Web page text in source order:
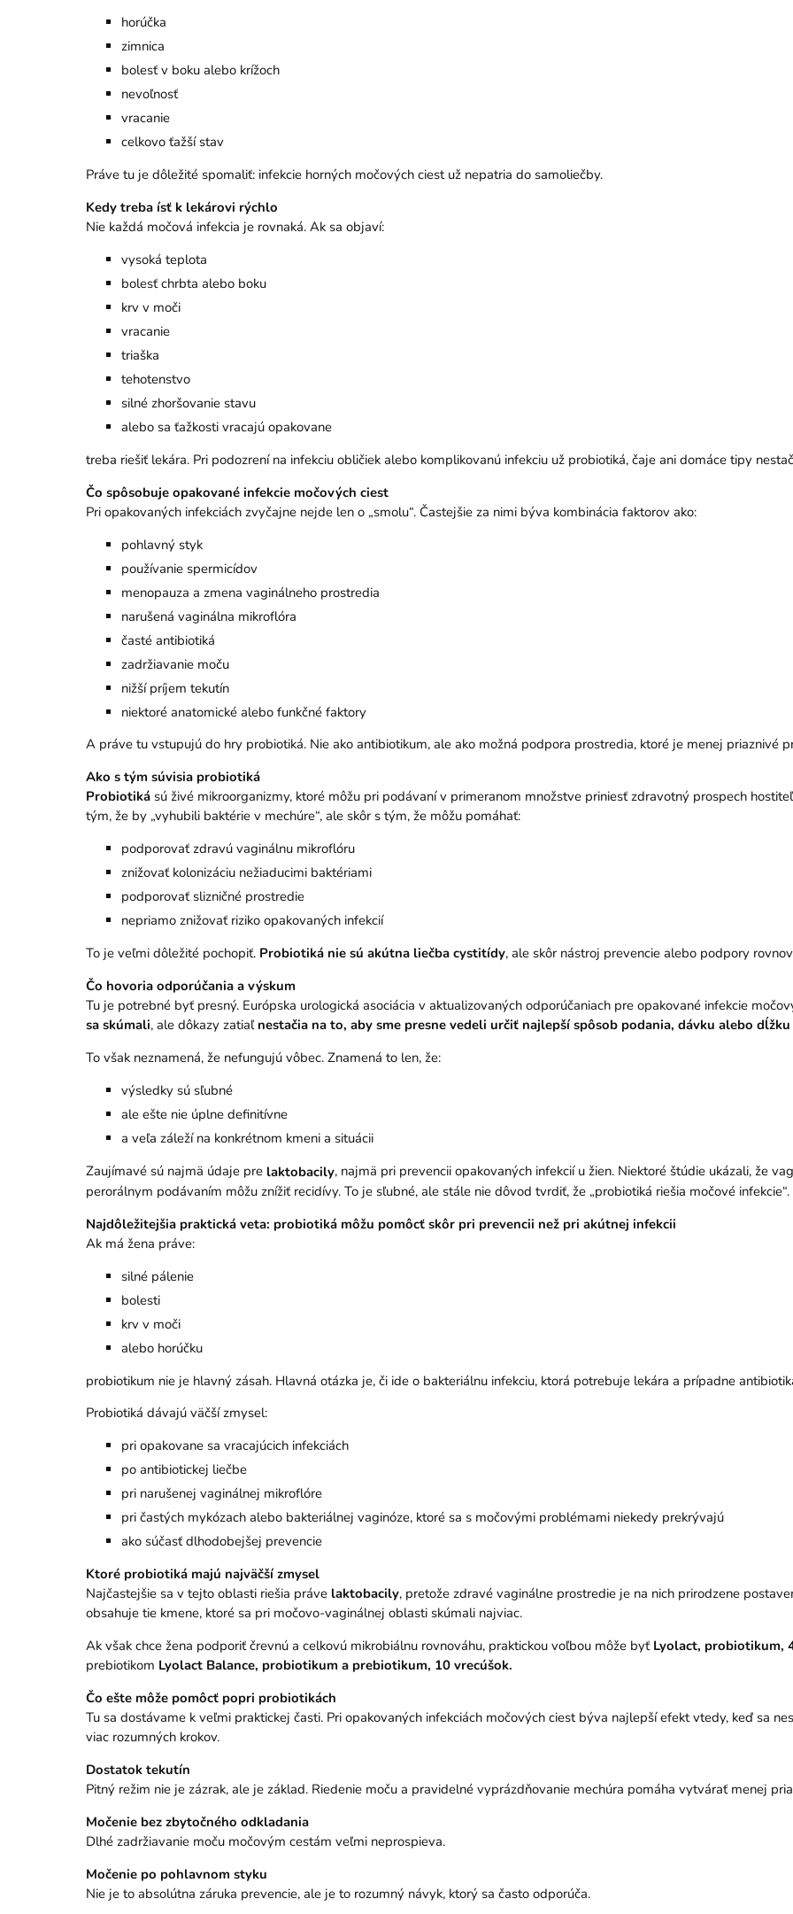
horúčka
zimnica
bolesť v boku alebo krížoch
nevoľnosť
vracanie
celkovo ťažší stav
Práve tu je dôležité spomaliť: infekcie horných močových ciest už nepatria do samoliečby.
Kedy treba ísť k lekárovi rýchlo
Nie každá močová infekcia je rovnaká. Ak sa objaví:
vysoká teplota
bolesť chrbta alebo boku
krv v moči
vracanie
triaška
tehotenstvo
silné zhoršovanie stavu
alebo sa ťažkosti vracajú opakovane
treba riešiť lekára. Pri podozrení na infekciu obličiek alebo komplikovanú infekciu už probiotiká, čaje ani domáce tipy
Čo spôsobuje opakované infekcie močových ciest
Pri opakovaných infekciách zvyčajne nejde len o „smolu“. Častejšie za nimi býva kombinácia faktorov ako:
pohlavný styk
používanie spermicídov
menopauza a zmena vaginálneho prostredia
narušená vaginálna mikroflóra
časté antibiotiká
zadržiavanie moču
nižší príjem tekutín
niektoré anatomické alebo funkčné faktory
A práve tu vstupujú do hry probiotiká. Nie ako antibiotikum, ale ako možná podpora prostredia, ktoré je menej priaznivé
Ako s tým súvisia probiotiká
Probiotiká sú živé mikroorganizmy, ktoré môžu pri podávaní v primeranom množstve priniesť zdravotný prospech
tým, že by „vyhubili baktérie v mechúre“, ale skôr s tým, že môžu pomáhať:
podporovať zdravú vaginálnu mikroflóru
znižovať kolonizáciu nežiaducimi baktériami
podporovať slizničné prostredie
nepriamo znižovať riziko opakovaných infekcií
To je veľmi dôležité pochopiť. Probiotiká nie sú akútna liečba cystitídy, ale skôr nástroj prevencie alebo podpory
Čo hovoria odporúčania a výskum
Tu je potrebné byť presný. Európska urologická asociácia v aktualizovaných odporúčaniach pre opakované infekcie
sa skúmali, ale dôkazy zatiaľ nestačia na to, aby sme presne vedeli určiť najlepší spôsob podania, dávku alebo
To však neznamená, že nefungujú vôbec. Znamená to len, že:
výsledky sú sľubné
ale ešte nie úplne definitívne
a veľa záleží na konkrétnom kmeni a situácii
Zaujímavé sú najmä údaje pre laktobacily, najmä pri prevencii opakovaných infekcií u žien. Niektoré štúdie ukázali, že
perorálnym podávaním môžu znížiť recidívy. To je sľubné, ale stále nie dôvod tvrdiť, že „probiotiká riešia močové infekcie“.
Najdôležitejšia praktická veta: probiotiká môžu pomôcť skôr pri prevencii než pri akútnej infekcii
Ak má žena práve:
silné pálenie
bolesti
krv v moči
alebo horúčku
probiotikum nie je hlavný zásah. Hlavná otázka je, či ide o bakteriálnu infekciu, ktorá potrebuje lekára a prípadne
Probiotiká dávajú väčší zmysel:
pri opakovane sa vracajúcich infekciách
po antibiotickej liečbe
pri narušenej vaginálnej mikroflóre
pri častých mykózach alebo bakteriálnej vaginóze, ktoré sa s močovými problémami niekedy prekrývajú
ako súčasť dlhodobejšej prevencie
Ktoré probiotiká majú najväčší zmysel
Najčastejšie sa v tejto oblasti riešia práve laktobacily, pretože zdravé vaginálne prostredie je na nich prirodzene
obsahuje tie kmene, ktoré sa pri močovo-vaginálnej oblasti skúmali najviac.
Ak však chce žena podporiť črevnú a celkovú mikrobiálnu rovnováhu, praktickou voľbou môže byť Lyolact, probiotikum,
prebiotikom Lyolact Balance, probiotikum a prebiotikum, 10 vrecúšok.
Čo ešte môže pomôcť popri probiotikách
Tu sa dostávame k veľmi praktickej časti. Pri opakovaných infekciách močových ciest býva najlepší efekt vtedy, keď sa
viac rozumných krokov.
Dostatok tekutín
Pitný režim nie je zázrak, ale je základ. Riedenie moču a pravidelné vyprázdňovanie mechúra pomáha vytvárať menej
Močenie bez zbytočného odkladania
Dlhé zadržiavanie moču močovým cestám veľmi neprospieva.
Močenie po pohlavnom styku
Nie je to absolútna záruka prevencie, ale je to rozumný návyk, ktorý sa často odporúča.